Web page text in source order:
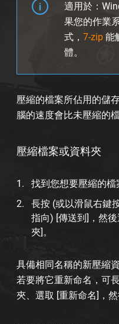
適用於：
果您的作業
式， 7-zip 能
體。
壓縮的檔案所佔用的儲
腦的速度會比未壓縮的
壓縮檔案或資料夾
找到您想要壓縮的檔
長按 (或以滑鼠右鍵
指向) [傳送到]，然
夾]。
具備相同名稱的新壓縮
若要將它重新命名，可
夾、選取 [重新命名]，然